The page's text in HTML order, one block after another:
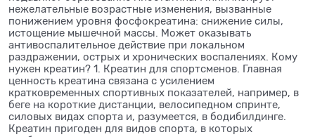
нежелательные возрастные изменения, вызванные
понижением уровня фосфокреатина: снижение силы,
истощение мышечной массы. Может оказывать
антивоспалительное действие при локальном
раздражении, острых и хронических воспалениях. Кому
нужен креатин? 1. Креатин для спортсменов. Главная
ценность креатина связана с усилением
кратковременных спортивных показателей, например, в
беге на короткие дистанции, велосипедном спринте,
силовых видах спорта и, разумеется, в бодибилдинге.
Креатин пригоден для видов спорта, в которых